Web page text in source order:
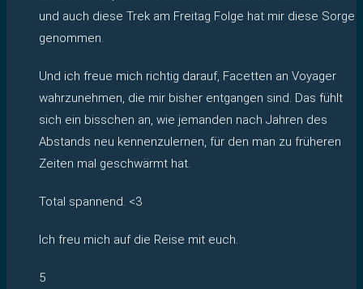
und auch diese Trek am Freitag Folge hat mir diese Sorge
genommen.
Und ich freue mich richtig darauf, Facetten an Voyager
wahrzunehmen, die mir bisher entgangen sind. Das fühlt
sich ein bisschen an, wie jemanden nach Jahren des
Abstands neu kennenzulernen, für den man zu früheren
Zeiten mal geschwärmt hat.
Total spannend. <3
Ich freu mich auf die Reise mit euch.
5